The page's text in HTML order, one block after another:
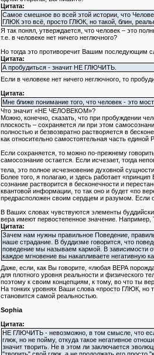
Цитата:
Самое смешное во всей этой истории, что
ГЛЮК это всё, просто ГЛЮК, но такой, блин,
Я так понял, утверждается, что человек – это
т.е. в человеке нет ничего неглючного?
Но тогда это противоречит Вашим последующим
Цитата:
А пробудиться - значит НЕ ГЛЮЧИТЬ.
Если в человеке нет ничего неглючного, то
Цитата:
Мне ближе понимание того, что человек - это
Что значит «НЕ ЧЕЛОВЕКОМ»?
Можно, конечно, сказать, что при пробуждении
плоскость – сохраняется ли при этом
полностью и безвозвратно растворяется в
как относительно самостоятельная часть единой
Если сохраняется, то можно по-прежнему
самосознание остается. Если исчезает, тогда
тела, это полное исчезновение духовной
Более того, я полагаю, и здесь работает
сознание растворится в бесконечности и
квантовой информации, то так оно и будет «по
предрасположен своим сердцем и разумом. Если
В Ваших словах чувствуются элементы
вера имеют первостепенное значение. Например,
Цитата:
Зачем нам нужны правильное Поведение,
наше страдание. В буддизме говорится, что
поведение мы называем кармой. В зависимости
каждое мгновение вы накапливаете негативную
Даже, если, как Вы говорите, «любая ВЕРА
для плотного уровня реальности и физического
поэтому к своим концепциям, к тому, во что ты
На тонких уровнях Ваши слова «просто ГЛЮК, но
становится самой реальностью.
Sophia
Цитата:
НЕ ГЛЮЧИТЬ - невозможно, в том смысле, что
глюк, но не пойму, откуда такое негативное
значит творить. Не в этом ли заключается